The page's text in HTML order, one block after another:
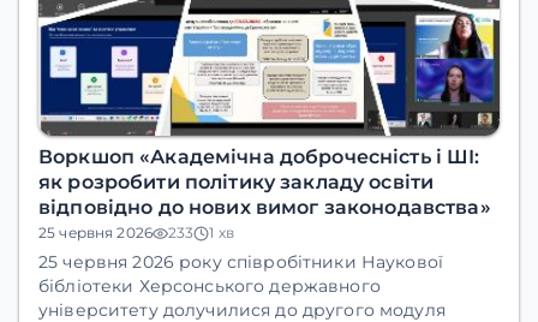
Воркшоп «Академічна доброчесність і ШІ:
як розробити політику закладу освіти
відповідно до нових вимог законодавства»
25 червня 2026 233 1 хв
25 червня 2026 року співробітники Наукової
бібліотеки Херсонського державного
університету долучилися до другого модуля